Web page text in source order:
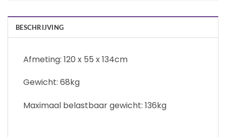
BESCHRIJVING
Afmeting: 120 x 55 x 134cm
Gewicht: 68kg
Maximaal belastbaar gewicht: 136kg